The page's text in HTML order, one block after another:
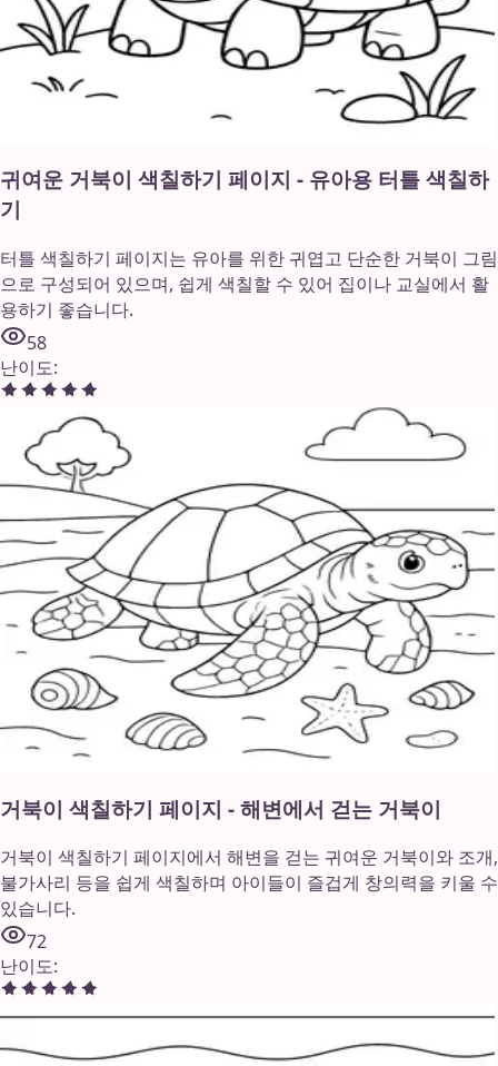
귀여운 거북이 색칠하기 페이지 - 유아용 터틀 색칠하
기
터틀 색칠하기 페이지는 유아를 위한 귀엽고 단순한 거북이 그림
으로 구성되어 있으며, 쉽게 색칠할 수 있어 집이나 교실에서 활
용하기 좋습니다.
58
난이도:
거북이 색칠하기 페이지 - 해변에서 걷는 거북이
거북이 색칠하기 페이지에서 해변을 걷는 귀여운 거북이와 조개,
불가사리 등을 쉽게 색칠하며 아이들이 즐겁게 창의력을 키울 수
있습니다.
72
난이도: